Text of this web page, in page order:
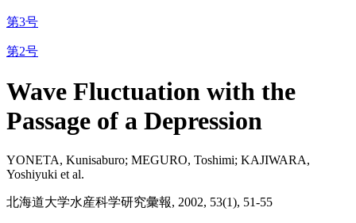
第3号
第2号
Wave Fluctuation with the
Passage of a Depression
YONETA, Kunisaburo; MEGURO, Toshimi; KAJIWARA,
Yoshiyuki et al.
北海道大学水産科学研究彙報, 2002, 53(1), 51-55